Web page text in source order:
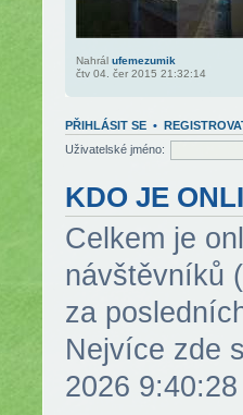
Nahrál ufemezumik
čtv 04. čer 2015 21:32:14
PŘIHLÁSIT SE •
Uživatelské jméno:
KDO JE
Celkem je
návštěvníků
za
Nejvíce zde
2026 9:40:28